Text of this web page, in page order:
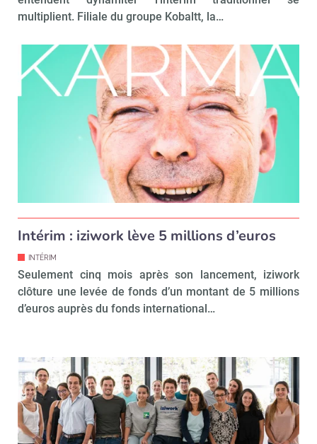
multiplient. Filiale du groupe Kobaltt, la…
Intérim : iziwork lève 5 millions d’euros
INTÉRIM
Seulement cinq mois après son lancement, iziwork
clôture une levée de fonds d’un montant de 5 millions
d’euros auprès du fonds international…